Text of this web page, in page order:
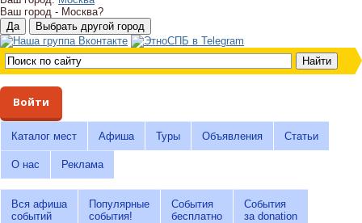
Ваш город - Москва?
Войти
Каталог мест Афиша Туры Объявления Статьи
О нас Реклама
Вся афиша
событий
Популярные
события!
События
бесплатно
События
за donation